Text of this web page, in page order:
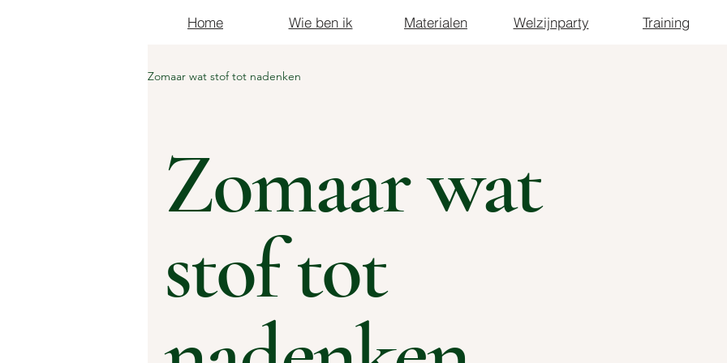
Home Wie ben ik Materialen Welzijnparty Training
Zomaar wat stof tot nadenken
Zomaar wat
stof tot